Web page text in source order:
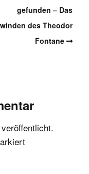
gefunden – Das
des Theodor
Fontane